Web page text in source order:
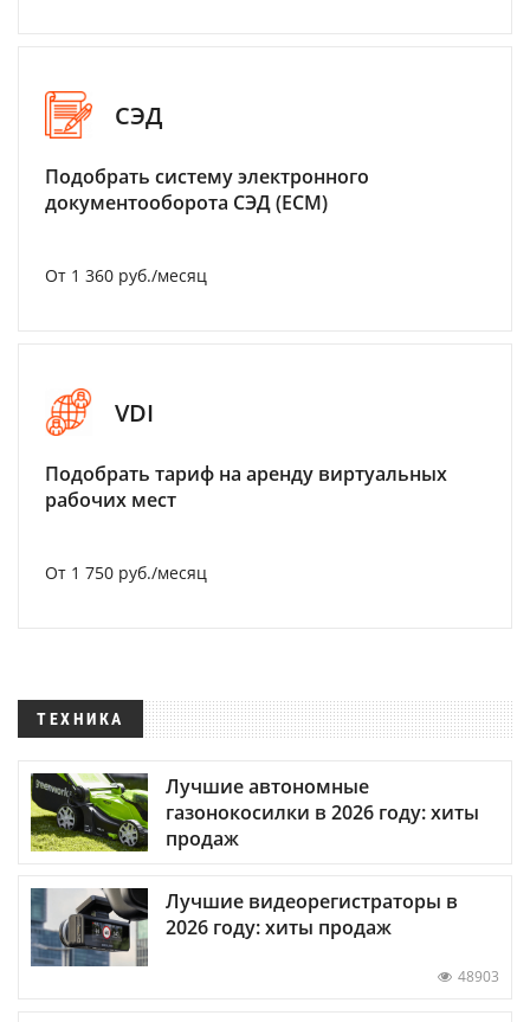
СЭД
Подобрать систему электронного
документооборота СЭД (ECM)
От 1 360 руб./месяц
VDI
Подобрать тариф на аренду виртуальных
рабочих мест
От 1 750 руб./месяц
ТЕХНИКА
Лучшие автономные
газонокосилки в 2026 году: хиты
продаж
Лучшие видеорегистраторы в
2026 году: хиты продаж
48903